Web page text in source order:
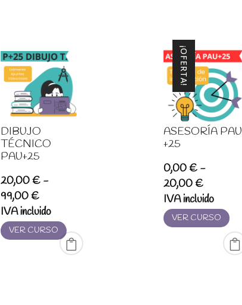
DIBUJO
TÉCNICO
PAU+25
20,00€ -
99,00€Rango
de
precios:
desde
20,00 €
IVA incluido
VER CURSO
¡OFERTA!
ASESORÍA PAU
+25
0,00€ -
20,00€Rango
de
precios:
desde
0,00 €
IVA incluido
VER CURSO